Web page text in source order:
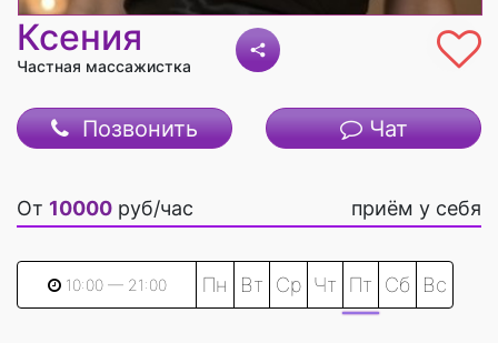
Ксения
Частная массажистка
Позвонить Чат
От 10000 руб/час приём у себя
10:00 — 21:00 Пн Вт Ср Чт Пт Сб Вс